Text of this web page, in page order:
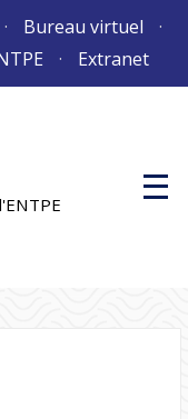
Bureau virtuel
Extranet
M
e